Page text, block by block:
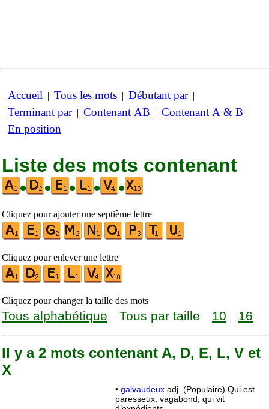
Accueil | Tous les mots | Débutant par|
Terminant par| Contenant AB | Contenant A & B |
En position
Liste des mots contenant
•
• • • •
Cliquez pour ajouter une septième lettre
Cliquez pour enlever une lettre
Cliquez pour changer la taille des mots
Tous alphabétique Tous par taille 10 16
Il y a 2 mots contenant A, D, E, L, V et
X
• galvaudeux adj. (Populaire) Qui est
paresseux, vagabond, qui vit